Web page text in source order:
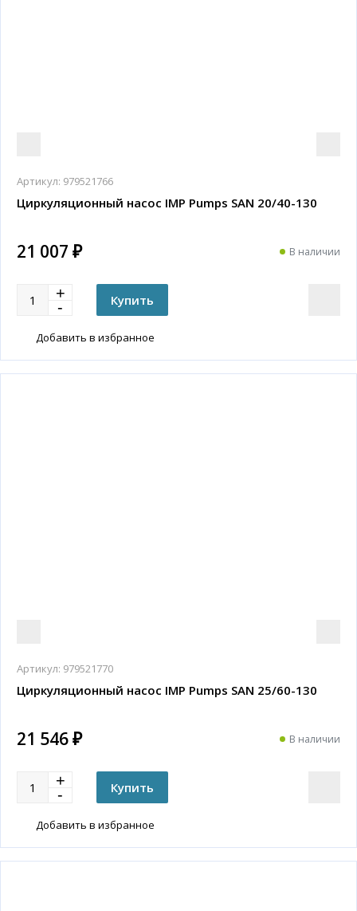
Артикул: 979521766
Циркуляционный насос IMP Pumps SAN 20/40-130
21 007 ₽ В наличии
Добавить в избранное
Артикул: 979521770
Циркуляционный насос IMP Pumps SAN 25/60-130
21 546 ₽ В наличии
Добавить в избранное